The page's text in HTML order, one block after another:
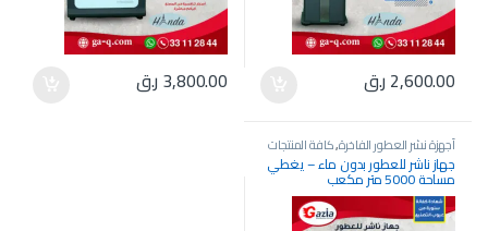
2,600.00 ر.ق 3,800.00 ر.ق
أجهزة نشر العطور الفاخرة,كافة المنتجات
جهاز ناشر للعطور بدون ماء – يغطي
مساحة 5000 متر مكعب